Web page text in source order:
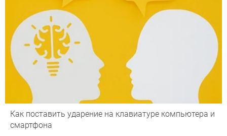
Как поставить ударение на клавиатуре компьютера и
смартфона